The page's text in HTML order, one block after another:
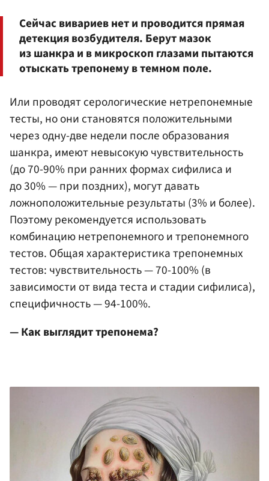
Сейчас вивариев нет и проводится прямая
детекция возбудителя. Берут мазок
из шанкра и в микроскоп глазами пытаются
отыскать трепонему в темном поле.
Или проводят серологические нетрепонемные
тесты, но они становятся положительными
через одну-две недели после образования
шанкра, имеют невысокую чувствительность
(до 70-90% при ранних формах сифилиса и
до 30% — при поздних), могут давать
ложноположительные результаты (3% и более).
Поэтому рекомендуется использовать
комбинацию нетрепонемного и трепонемного
тестов. Общая характеристика трепонемных
тестов: чувствительность — 70-100% (в
зависимости от вида теста и стадии сифилиса),
специфичность — 94-100%.
— Как выглядит трепонема?